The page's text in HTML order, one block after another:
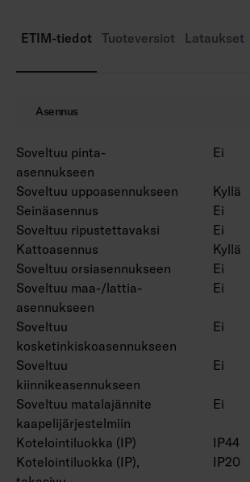
IK02.
ja Casambi.
Hyötyelinikä L70 90 000 h (Ta25°C).
Hyötyelinikä L80 60 000 h (Ta25°C).
ETIM-tiedot Tuoteversiot Lataukset
Asennus
Soveltuu pinta-
asennukseen
Ei
Soveltuu uppoasennukseen
Kyllä
Seinäasennus
Ei
Soveltuu ripustettavaksi
Ei
Kattoasennus
Kyllä
Soveltuu orsiasennukseen
Ei
Soveltuu maa-/lattia-
asennukseen
Ei
Soveltuu
kosketinkiskoasennukseen
Ei
Soveltuu
kiinnikeasennukseen
Ei
Soveltuu matalajännite
kaapelijärjestelmiin
Ei
Kotelointiluokka (IP)
IP44
Kotelointiluokka (IP),
IP20